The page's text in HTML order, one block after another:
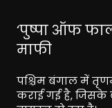
‘पुष्पा ऑफ
माफी
पश्चिम बंगाल में
कराई गई है, जिसके